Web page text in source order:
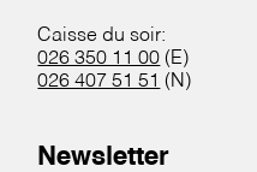
Caisse du soir:
026 350 11 00 (E)
026 407 51 51 (N)
Newsletter